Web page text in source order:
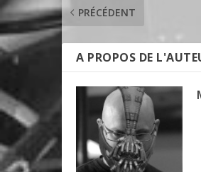
PRÉCÉDENT
A PROPOS DE